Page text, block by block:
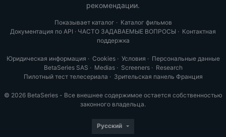
рекомендации.
Показывает каталог · Каталог фильмов
Документация по API · ЧАСТО ЗАДАВАЕМЫЕ ВОПРОСЫ · Контактная
поддержка
Юридическая информация · Cookies· Условия · Персональные данные
BetaSeries SAS · Medias· Screeners· Research
Пилотный тест телесериала · Зрительская панель Франция
© 2026 BetaSeries - Все внешнее содержимое остается собственностью
законного владельца.
Русский